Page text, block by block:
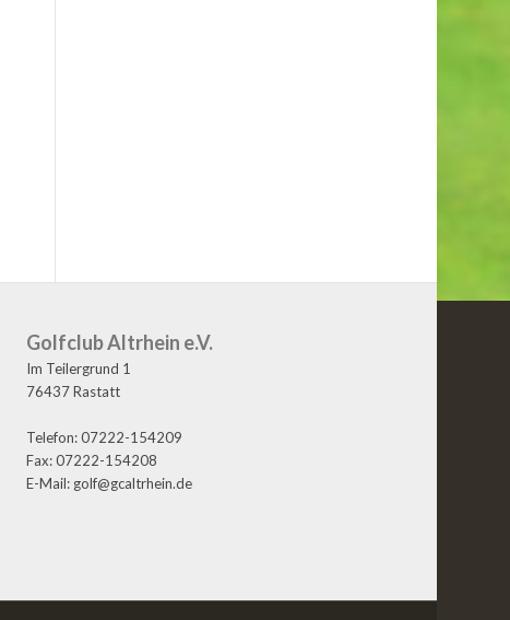
Golfclub Altrhein e.V.
Im Teilergrund 1
76437 Rastatt
Telefon: 07222-154209
Fax: 07222-154208
E-Mail: golf@gcaltrhein.de